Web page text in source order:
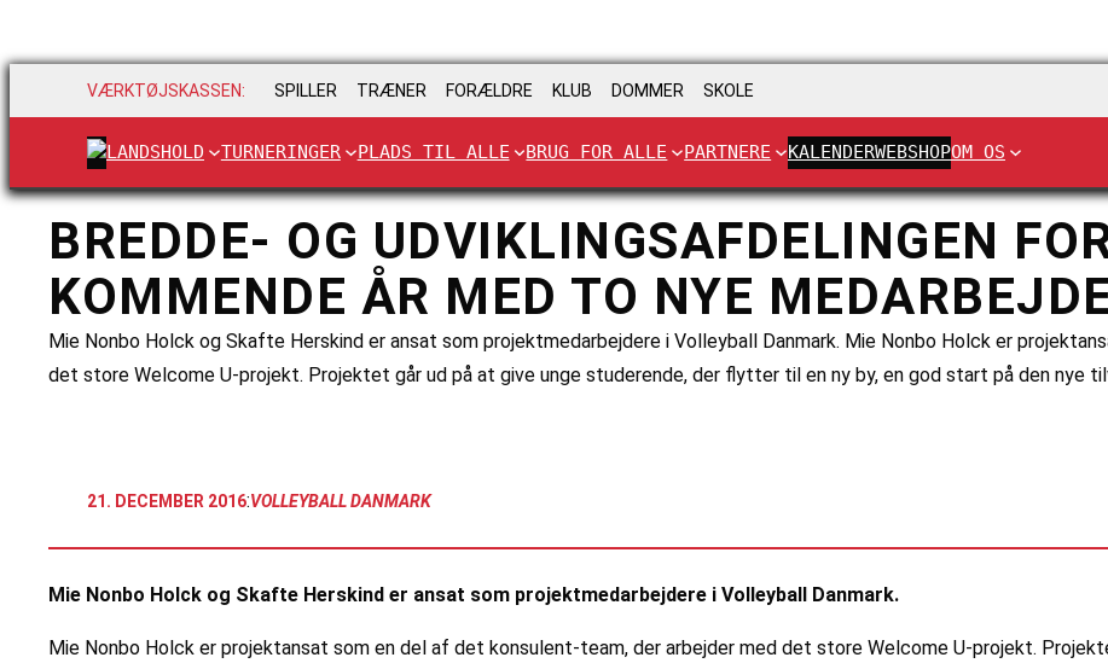
VÆRKTØJSKASSEN: SPILLER TRÆNER FORÆLDRE KLUB DOMMER SKOLE
LANDSHOLD TURNERINGER PLADS TIL ALLE BRUG FOR ALLE PARTNERE KALENDERWEBSHOPOM OS
BREDDE- OG UDVIKLINGSAFDELINGEN
KOMMENDE ÅR MED TO NYE
Mie Nonbo Holck og Skafte Herskind er ansat som projektmedarbejdere i Volleyball Danmark. Mie Nonbo Holck er
det store Welcome U-projekt. Projektet går ud på at give unge studerende, der flytter til en ny by, en god start på den nye
21. DECEMBER 2016:VOLLEYBALL DANMARK
Mie Nonbo Holck og Skafte Herskind er ansat som projektmedarbejdere i Volleyball Danmark.
Mie Nonbo Holck er projektansat som en del af det konsulent-team, der arbejder med det store Welcome U-projekt.